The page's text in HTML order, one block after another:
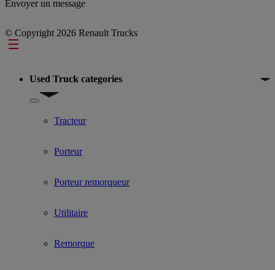
Envoyer un message
© Copyright 2026 Renault Trucks
Footer
Used Truck categories
Show submenu for Used Truck categories
Tracteur
Porteur
Porteur remorqueur
Utilitaire
Remorque